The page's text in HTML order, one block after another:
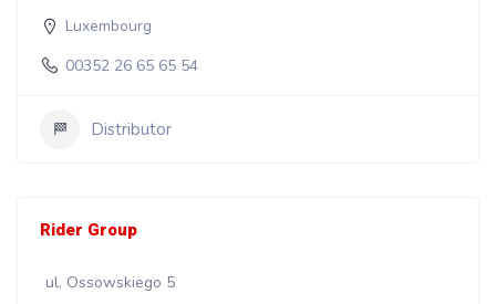
Luxembourg
00352 26 65 65 54
Distributor
Rider Group
ul. Ossowskiego 5